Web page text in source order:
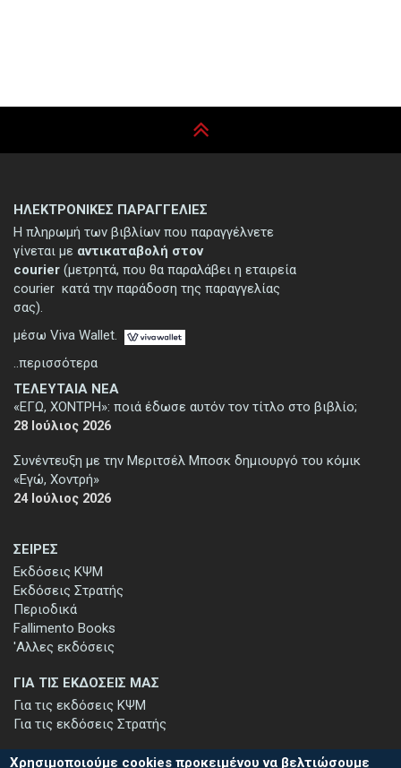
ΣΕΙΡΕΣ
Εκδόσεις ΚΨΜ
Εκδόσεις Στρατής
Περιοδικά
Fallimento Books
'Αλλες εκδόσεις
ΤΕΛΕΥΤΑΙΑ ΝΕΑ
«ΕΓΩ, ΧΟΝΤΡΗ»: ποιά έδωσε αυτόν τον τίτλο στο βιβλίο;
28 Ιούλιος 2026
Συνέντευξη με την Μεριτσέλ Μποσκ δημιουργό του κόμικ
«Εγώ, Χοντρή»
24 Ιούλιος 2026
ΓΙΑ ΤΙΣ ΕΚΔΟΣΕΙΣ ΜΑΣ
Για τις εκδόσεις ΚΨΜ
Για τις εκδόσεις Στρατής
ΗΛΕΚΤΡΟΝΙΚΕΣ ΠΑΡΑΓΓΕΛΙΕΣ
Η πληρωμή των βιβλίων που παραγγέλνετε
γίνεται με αντικαταβολή στον
courier (μετρητά, που θα παραλάβει η εταιρεία
courier κατά την παράδοση της παραγγελίας
σας).
μέσω Viva Wallet.
..περισσότερα
Χρησιμοποιούμε cookies προκειμένου να βελτιώσουμε